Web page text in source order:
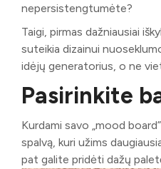
nepersistengtumėte?
Taigi, pirmas dažniausiai
suteikia dizainui
idėjų generatorius, o ne
Pasirinkite
Kurdami savo „mood
spalvą, kuri užims
pat galite pridėti dažų